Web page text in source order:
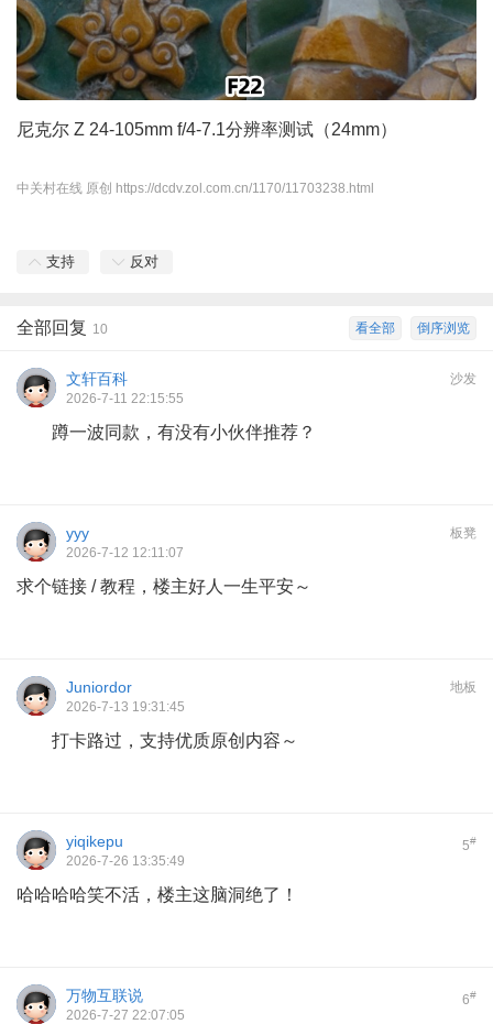
尼克尔 Z 24-105mm f/4-7.1分辨率测试（24mm）
中关村在线 原创 https://dcdv.zol.com.cn/1170/11703238.html
支持 反对
倒序浏览
看全部
全部回复 10
沙发
文轩百科
2026-7-11 22:15:55
蹲一波同款，有没有小伙伴推荐？
板凳
yyy
2026-7-12 12:11:07
求个链接 / 教程，楼主好人一生平安～
地板
Juniordor
2026-7-13 19:31:45
打卡路过，支持优质原创内容～
5#
yiqikepu
2026-7-26 13:35:49
哈哈哈哈笑不活，楼主这脑洞绝了！
6#
万物互联说
2026-7-27 22:07:05